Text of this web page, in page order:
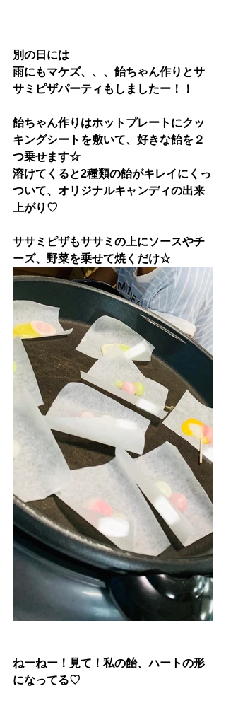
別の日には
雨にもマケズ、、、飴ちゃん作りとサ
サミピザパーティもしましたー！！
飴ちゃん作りはホットプレートにクッ
キングシートを敷いて、好きな飴を２
つ乗せます☆
溶けてくると2種類の飴がキレイにくっ
ついて、オリジナルキャンディの出来
上がり♡
ササミピザもササミの上にソースやチ
ーズ、野菜を乗せて焼くだけ☆
ねーねー！見て！私の飴、ハートの形
になってる♡